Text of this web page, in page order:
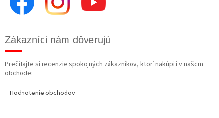
Zákazníci nám dôverujú
Prečítajte si recenzie spokojných zákazníkov, ktorí nakúpili v našom
obchode:
Hodnotenie obchodov